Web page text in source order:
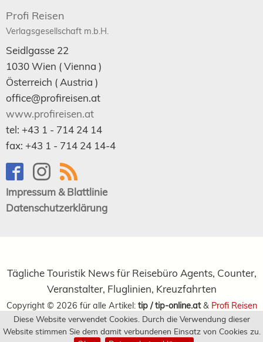
Diese Website verwendet Cookies. Durch die Verwendung dieser
Website stimmen Sie dem damit verbundenen Einsatz von Cookies zu.
Profi Reisen
Verlagsgesellschaft m.b.H.
Seidlgasse 22
1030Wien ( Vienna )
Österreich ( Austria )
office@profireisen.at
www.profireisen.at
tel: +43 1 - 714 24 14
fax: +43 1 - 714 24 14-4
Impressum & Blattlinie
Datenschutzerklärung
Tägliche Touristik News für Reisebüro Agents, Counter,
Veranstalter, Fluglinien, Kreuzfahrten
Copyright © 2026 für alle Artikel: tip / tip-online.at& Profi Reisen
Verlagsgesellschaft m.b.H.